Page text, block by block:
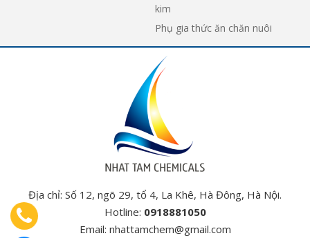
kim
Phụ gia thức ăn chăn nuôi
Địa chỉ: Số 12, ngõ 29, tổ 4, La Khê, Hà Đông, Hà Nội.
Hotline: 0918881050
Email: nhattamchem@gmail.com